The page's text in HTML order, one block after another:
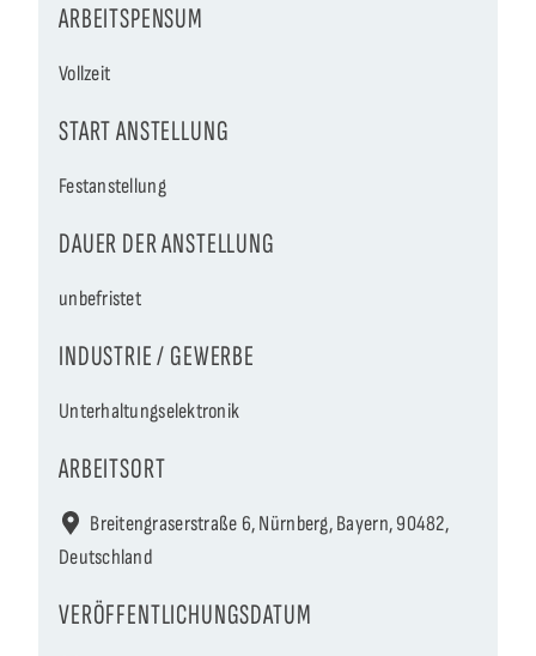
ARBEITSPENSUM
Vollzeit
START ANSTELLUNG
Festanstellung
DAUER DER ANSTELLUNG
unbefristet
INDUSTRIE / GEWERBE
Unterhaltungselektronik
ARBEITSORT
Breitengraserstraße 6, Nürnberg, Bayern, 90482,
Deutschland
VERÖFFENTLICHUNGSDATUM